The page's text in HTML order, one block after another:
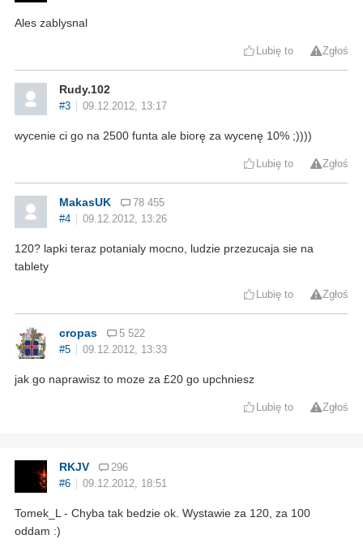
Ales zablysnal
Lubię to Zgłoś
Rudy.102
#3 09.12.2012, 13:17
wycenie ci go na 2500 funta ale biorę za wycenę 10% ;))))
Lubię to Zgłoś
MakasUK
78 455
#4
09.12.2012, 13:26
120? lapki teraz potanialy mocno, ludzie przezucaja sie na
tablety
Lubię to Zgłoś
cropas
5 522
#5
09.12.2012, 13:33
jak go naprawisz to moze za £20 go upchniesz
Lubię to Zgłoś
RKJV
296
#6
09.12.2012, 18:51
Tomek_L - Chyba tak bedzie ok. Wystawie za 120, za 100
oddam :)